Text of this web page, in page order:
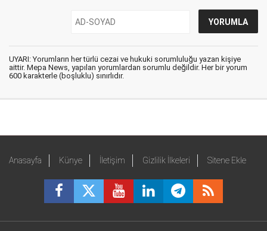
UYARI: Yorumların her türlü cezai ve hukuki sorumluluğu yazan kişiye
aittir. Mepa News, yapılan yorumlardan sorumlu değildir. Her bir yorum
600 karakterle (boşluklu) sınırlıdır.
Anasayfa Künye İletişim Gizlilik İlkeleri Sitene Ekle